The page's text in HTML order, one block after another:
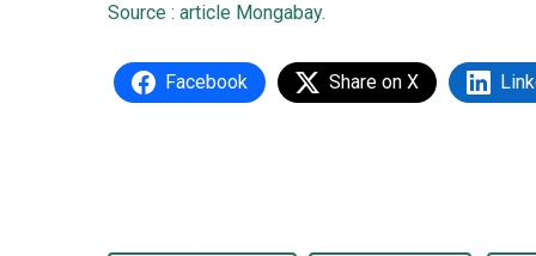
Source : article Mongabay.
Facebook Share on X